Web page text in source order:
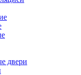
двери